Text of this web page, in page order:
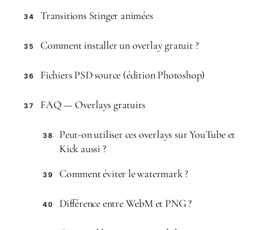
34 Transitions Stinger animées
35 Comment installer un overlay gratuit ?
36 Fichiers PSD source (édition Photoshop)
37 FAQ — Overlays gratuits
38
Peut-on utiliser ces overlays sur YouTube et
Kick aussi ?
39 Comment éviter le watermark ?
40 Différence entre WebM et PNG ?